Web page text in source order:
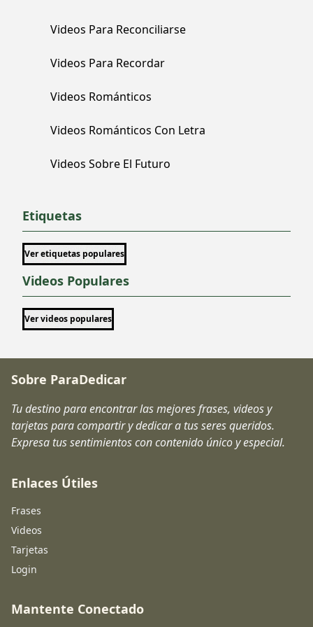
Videos Para Reconciliarse
Videos Para Recordar
Videos Románticos
Videos Románticos Con Letra
Videos Sobre El Futuro
Etiquetas
Ver etiquetas populares
Videos Populares
Ver videos populares
Sobre ParaDedicar
Tu destino para encontrar las mejores frases, videos y
tarjetas para compartir y dedicar a tus seres queridos.
Expresa tus sentimientos con contenido único y especial.
Enlaces Útiles
Frases
Videos
Tarjetas
Login
Mantente Conectado